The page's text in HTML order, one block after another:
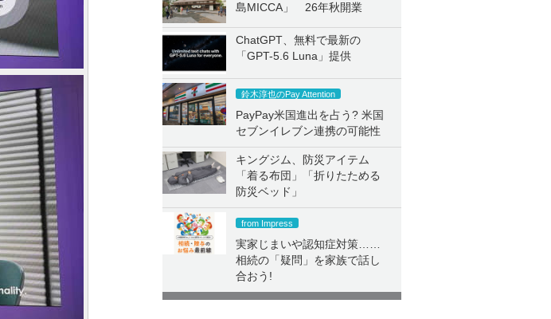
島MICCA」 26年秋開業
ChatGPT、無料で最新の
「GPT-5.6 Luna」提供
鈴木淳也のPay Attention
PayPay米国進出を占う? 米国
セブンイレブン連携の可能性
キングジム、防災アイテム
「着る布団」「折りたためる
防災ベッド」
from Impress
実家じまいや認知症対策……
相続の「疑問」を家族で話し
合おう!